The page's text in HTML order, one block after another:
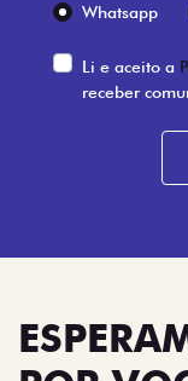
Whatsapp
Li e aceito a
receber